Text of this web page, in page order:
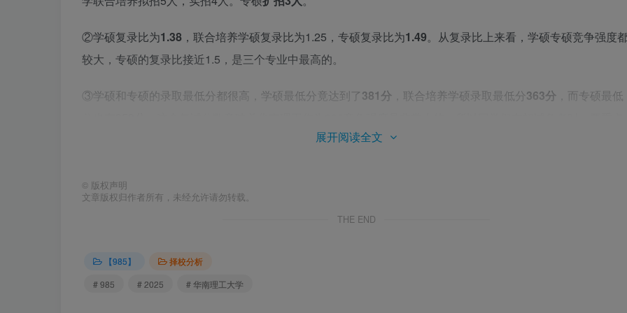
②学硕复录比为1.38 ，联合培养学硕复录比为1.25，专硕复录比为1.49。从复录比上来看，学硕专硕竞争强度
较大，专硕的复录比接近1.5，是三个专业中最高的。
③学硕和专硕的录取最低分都很高，学硕最低分竟达到了381分 ，联合培养学硕录取最低分363分 ，而专硕最低
关注数学和专业课这两门分数占比大的科目，争取考出一个比较好的成绩，为接下来的复试争取更多的优势。
，红色为被刷掉的分数。
展开阅读全文
© 版权声明
文章版权归作者所有，未经允许请勿转载。
THE END
【985】
择校分析
# 985
# 2025 # 华南理工大学